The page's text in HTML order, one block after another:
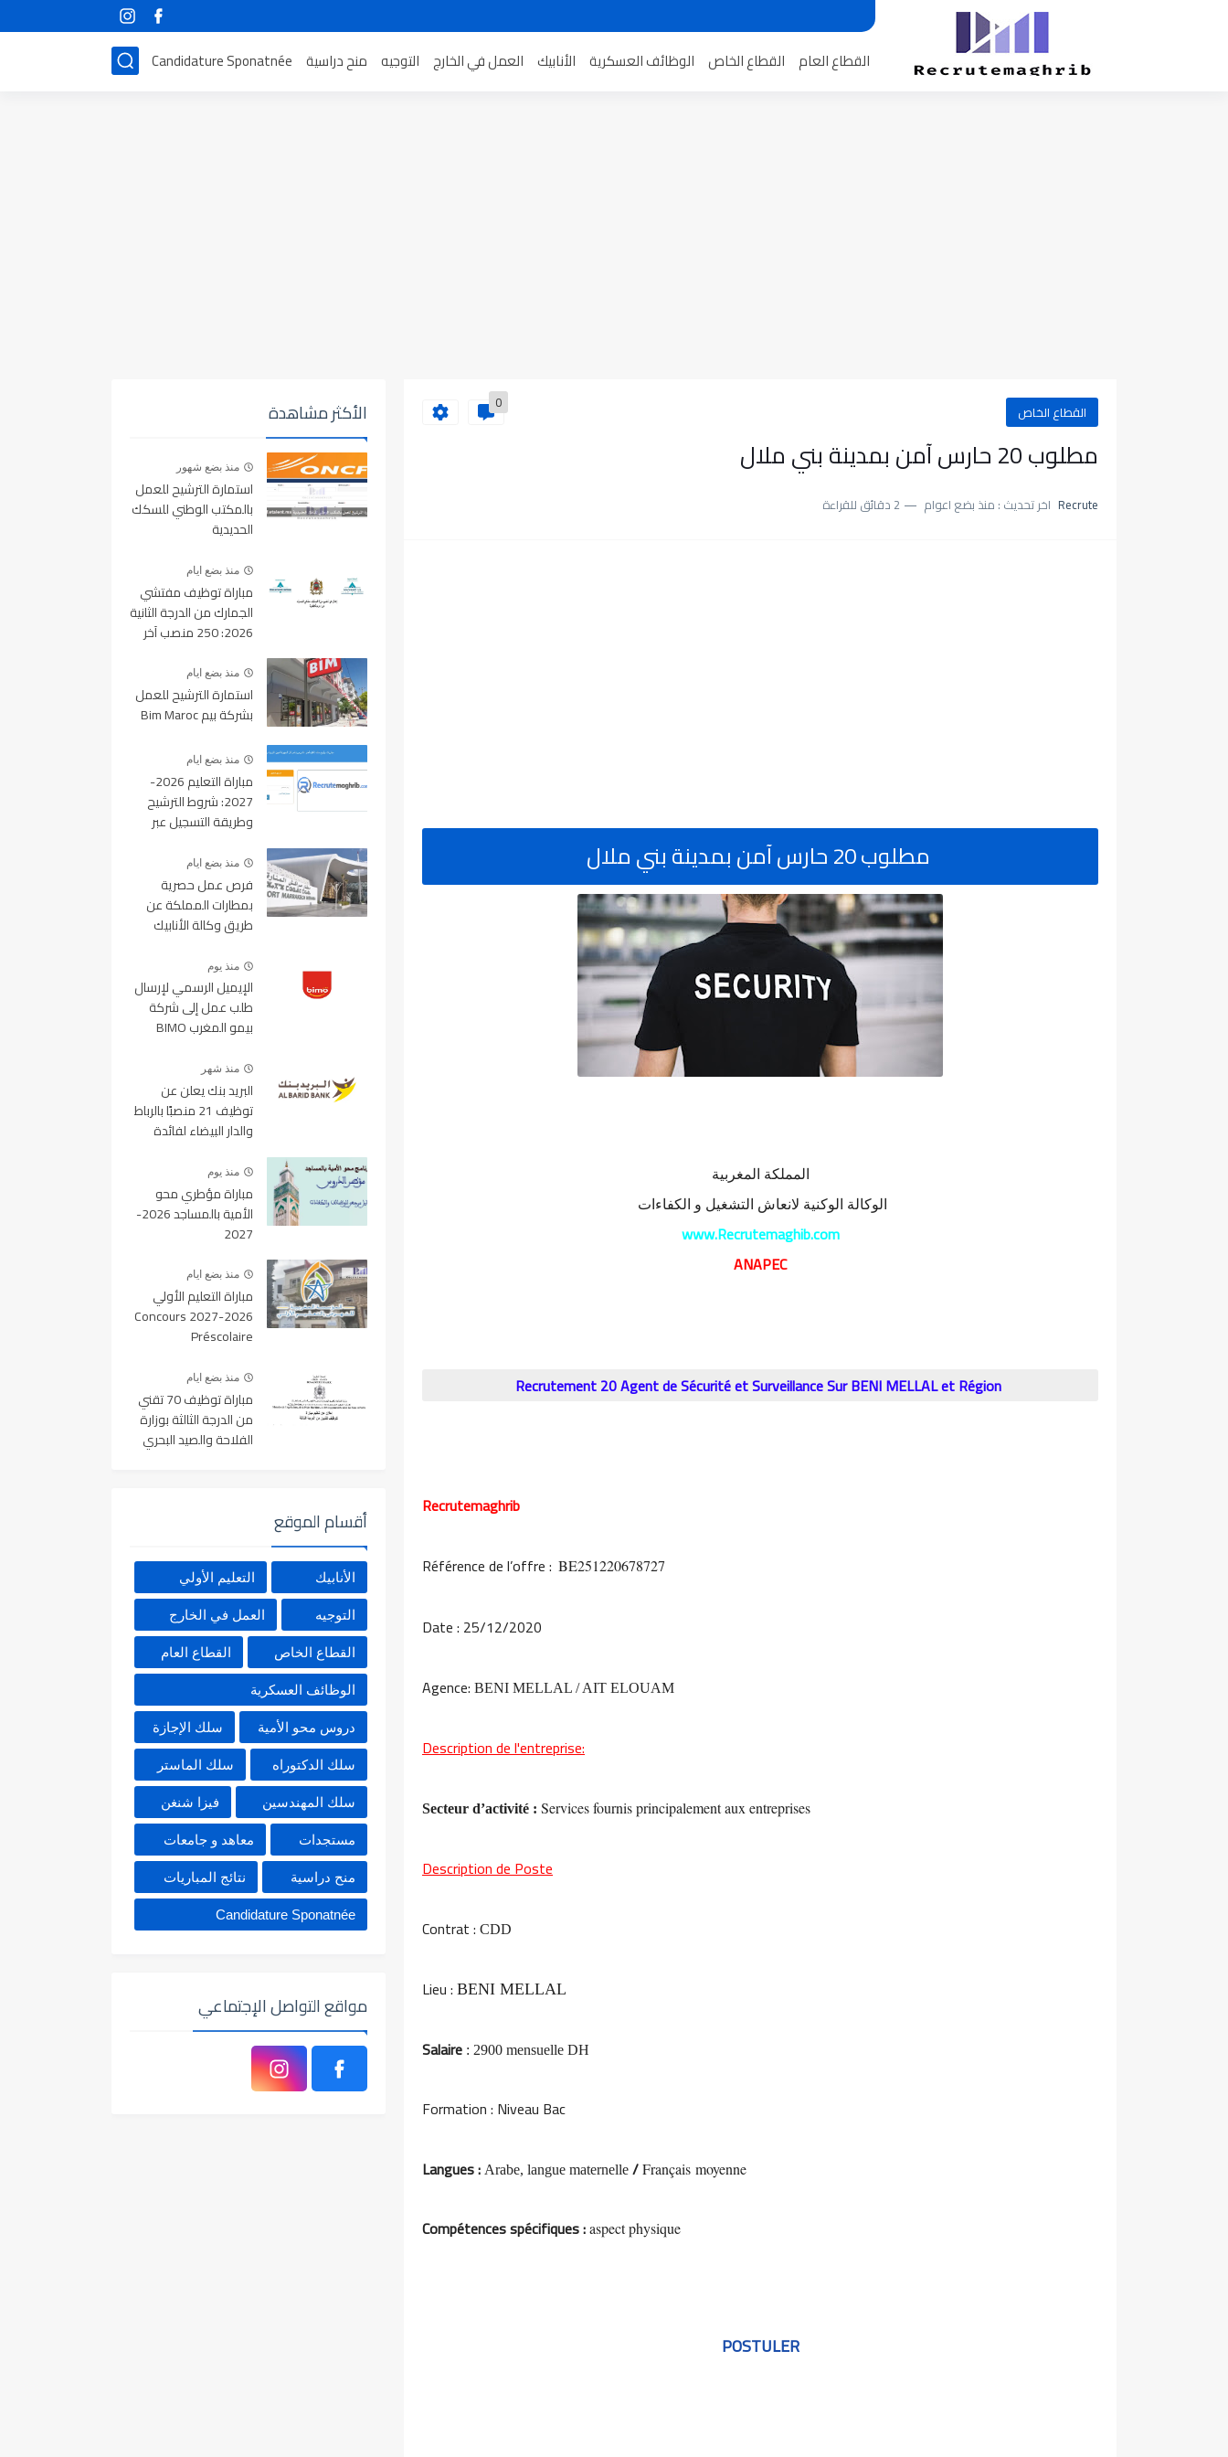
القطاع العام القطاع الخاص الوظائف العسكرية الأنابيك العمل في الخارج التوجيه منح دراسية Candidature Sponatnée
القطاع الخاص 0
مطلوب 20 حارس آمن بمدينة بني ملال
Recrute اخر تحديث : منذ بضع اعوام 2 دقائق للقراءة
مطلوب 20 حارس آمن بمدينة بني ملال
المملكة المغربية
الوكالة الوكنية لانعاش التشغيل و الكفاءات
www.Recrutemaghib.com
ANAPEC
Recrutement 20 Agent de Sécurité et Surveillance Sur BENI MELLAL et Région
Recrutemaghrib
Référence de l’offre : BE251220678727
Date : 25/12/2020
Agence: BENI MELLAL / AIT ELOUAM
Description de l'entreprise:
Secteur d’activité : Services fournis principalement aux entreprises
Description de Poste
Contrat : CDD
Lieu : BENI MELLAL
Salaire : 2900 mensuelle DH
Formation: Niveau Bac
Langues : Arabe, langue maternelle /Français moyenne
Compétences spécifiques :aspect physique
POSTULER
الأكثر مشاهدة
منذ بضع شهور
استمارة الترشيح للعمل
بالمكتب الوطني للسكك
الحديدية
منذ بضع ايام
مباراة توظيف مفتشي
الجمارك من الدرجة الثانية
2026: 250 منصب آخر
2026منذ بضع ايام
استمارة الترشيح للعمل
بشركة بيم Bim Maroc
منذ بضع ايام
مباراة التعليم 2026-
2027: شروط الترشيح
وطريقة التسجيل عبر
منذ بضع ايام
فرص عمل حصرية
بمطارات المملكة عن
طريق وكالة الأنابيك
منذ يوم
الإيميل الرسمي لإرسال
طلب عمل إلى شركة
بيمو المغرب BIMO
منذ شهر
البريد بنك يعلن عن
توظيف 21 منصبًا بالرباط
والدار البيضاء لفائدة
والتقنيين
منذ يوم
مباراة مؤطري محو
الأمية بالمساجد 2026-
2027
منذ بضع ايام
مباراة التعليم الأولي
2026-2027 Concours
Préscolaire
منذ بضع ايام
مباراة توظيف 70 تقني
من الدرجة الثالثة بوزارة
الفلاحة والصيد البحري
أقسام الموقع
الأنابيك التعليم الأولي
التوجيه العمل في الخارج
القطاع الخاص القطاع العام
الوظائف العسكرية
دروس محو الأمية سلك الإجازة
سلك الدكتوراه سلك الماستر
سلك المهندسين فيزا شنغن
مستجدات معاهد و جامعات
منح دراسية نتائج المباريات
Candidature Sponatnée
مواقع التواصل الإجتماعي